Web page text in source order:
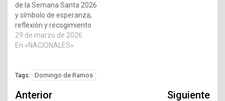
de la Semana Santa 2026
y símbolo de esperanza,
reflexión y recogimiento
29 de marzo de 2026
En «NACIONALES»
Tags: Domingo de Ramos
Navegación
Anterior
Siguiente